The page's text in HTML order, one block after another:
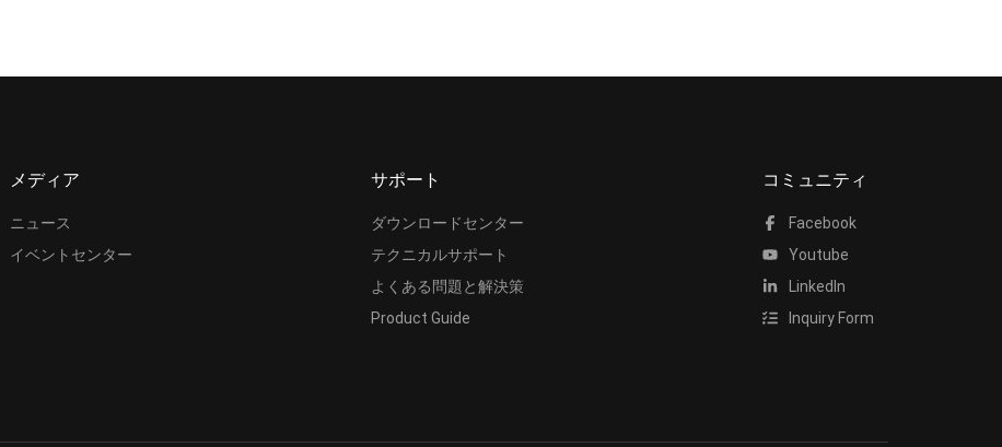
メディア
ニュース
イベントセンター
サポート
ダウンロードセンター
テクニカルサポート
よくある問題と解決策
Product Guide
コミュニティ
Facebook
Youtube
LinkedIn
Inquiry Form